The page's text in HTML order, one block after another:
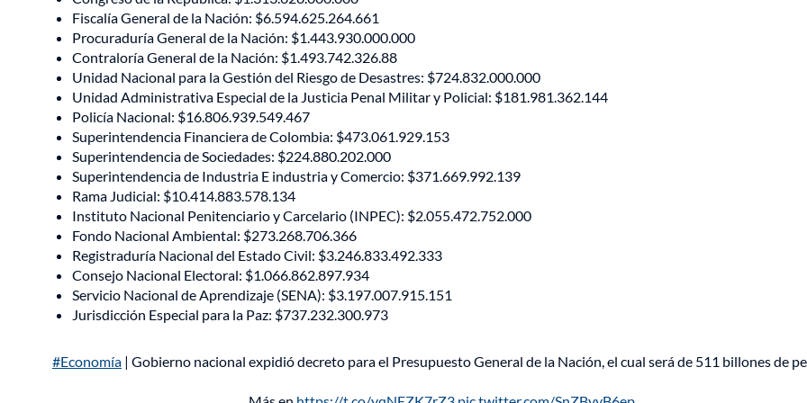
Fiscalía General de la Nación: $6.594.625.264.661
Procuraduría General de la Nación: $1.443.930.000.000
Contraloría General de la Nación: $1.493.742.326.88
Unidad Nacional para la Gestión del Riesgo de Desastres: $724.832.000.000
Unidad Administrativa Especial de la Justicia Penal Militar y Policial: $181.981.362.144
Policía Nacional: $16.806.939.549.467
Superintendencia Financiera de Colombia: $473.061.929.153
Superintendencia de Sociedades: $224.880.202.000
Superintendencia de Industria E industria y Comercio: $371.669.992.139
Rama Judicial: $10.414.883.578.134
Instituto Nacional Penitenciario y Carcelario (INPEC): $2.055.472.752.000
Fondo Nacional Ambiental: $273.268.706.366
Registraduría Nacional del Estado Civil: $3.246.833.492.333
Consejo Nacional Electoral: $1.066.862.897.934
Servicio Nacional de Aprendizaje (SENA): $3.197.007.915.151
Jurisdicción Especial para la Paz: $737.232.300.973
#Economía | Gobierno nacional expidió decreto para el Presupuesto General de la Nación, el cual será de 511 billones de